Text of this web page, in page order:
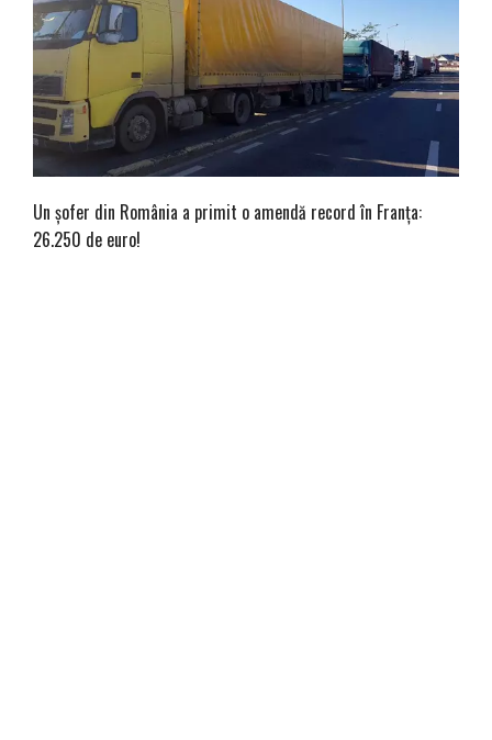
Un șofer din România a primit o amendă record în Franța:
26.250 de euro!